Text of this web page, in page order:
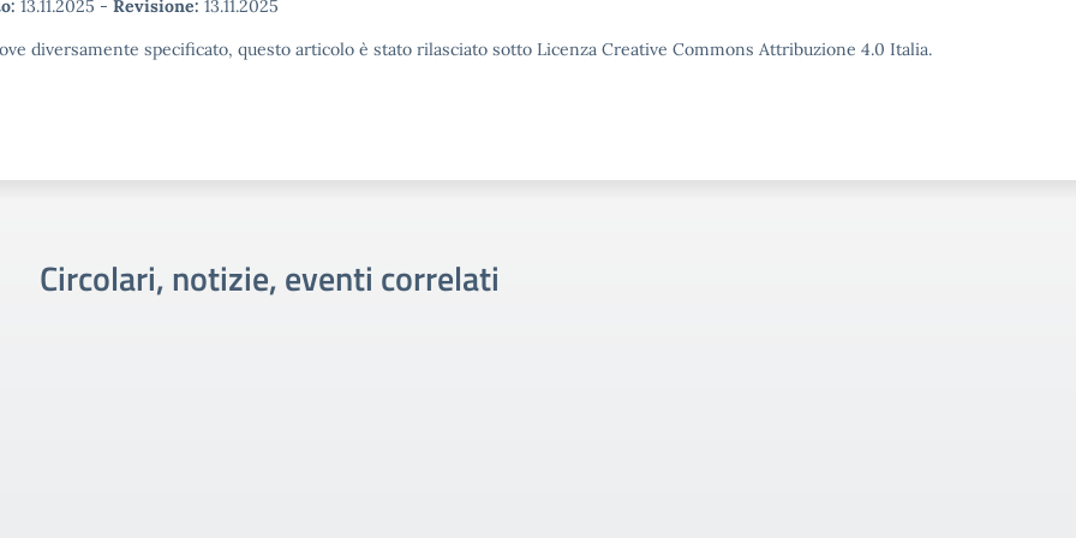
13.11.2025 - Revisione: 13.11.2025
diversamente specificato, questo articolo è stato rilasciato sotto Licenza Creative Commons Attribuzione 4.0 Italia.
Circolari, notizie, eventi correlati